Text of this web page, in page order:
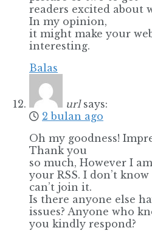
readers excited about
In my opinion,
it might make your
interesting.
Balas
url says:
2 bulan ago
Oh my goodness!
Thank you
so much, However I
your RSS. I don’t
can’t join it.
Is there anyone else
issues? Anyone who
you kindly respond?